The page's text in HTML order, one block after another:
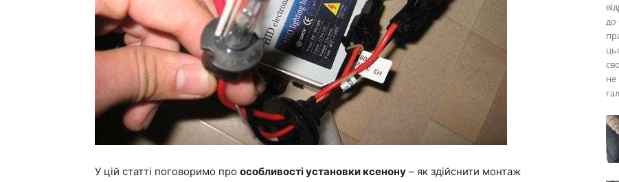
У цій статті поговоримо про особливості установки ксенону – як здійснити монтаж
до
не